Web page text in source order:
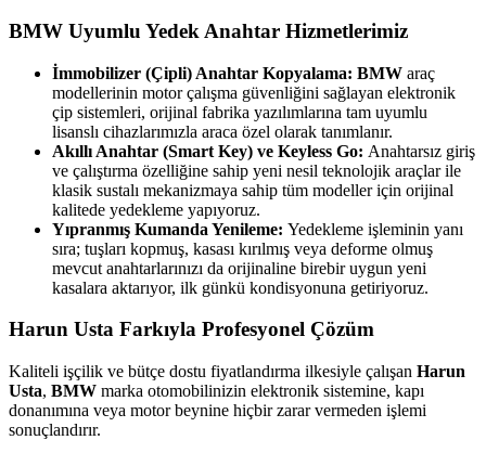
BMW Uyumlu Yedek Anahtar Hizmetlerimiz
İmmobilizer (Çipli) Anahtar Kopyalama: BMW araç
modellerinin motor çalışma güvenliğini sağlayan elektronik
çip sistemleri, orijinal fabrika yazılımlarına tam uyumlu
lisanslı cihazlarımızla araca özel olarak tanımlanır.
Akıllı Anahtar (Smart Key) ve Keyless Go: Anahtarsız giriş
ve çalıştırma özelliğine sahip yeni nesil teknolojik araçlar ile
klasik sustalı mekanizmaya sahip tüm modeller için orijinal
kalitede yedekleme yapıyoruz.
Yıpranmış Kumanda Yenileme: Yedekleme işleminin yanı
sıra; tuşları kopmuş, kasası kırılmış veya deforme olmuş
mevcut anahtarlarınızı da orijinaline birebir uygun yeni
kasalara aktarıyor, ilk günkü kondisyonuna getiriyoruz.
Harun Usta Farkıyla Profesyonel Çözüm
Kaliteli işçilik ve bütçe dostu fiyatlandırma ilkesiyle çalışan Harun
Usta, BMW marka otomobilinizin elektronik sistemine, kapı
donanımına veya motor beynine hiçbir zarar vermeden işlemi
sonuçlandırır.